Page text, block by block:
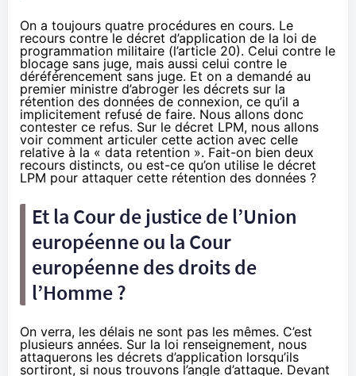
On a toujours quatre procédures en cours. Le
recours contre le décret d’application de la loi de
programmation militaire (l’article 20). Celui contre le
blocage sans juge, mais aussi celui contre le
déréférencement sans juge. Et on a demandé au
premier ministre d’abroger les décrets sur la
rétention des données de connexion, ce qu’il a
implicitement refusé de faire. Nous allons donc
contester ce refus. Sur le décret LPM, nous allons
voir comment articuler cette action avec celle
relative à la « data retention ». Fait-on bien deux
recours distincts, ou est-ce qu’on utilise le décret
LPM pour attaquer cette rétention des données ?
Et la Cour de justice de l’Union
européenne ou la Cour
européenne des droits de
l’Homme ?
On verra, les délais ne sont pas les mêmes. C’est
plusieurs années. Sur la loi renseignement, nous
attaquerons les décrets d’application lorsqu’ils
sortiront, si nous trouvons l’angle d’attaque. Devant